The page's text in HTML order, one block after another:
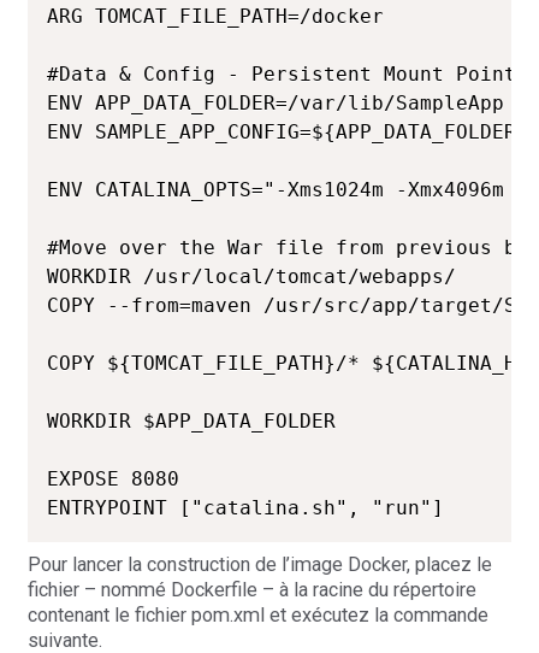
ARG TOMCAT_FILE_PATH=/docker
#Data & Config - Persistent Mount Point
ENV APP_DATA_FOLDER=/var/lib/SampleApp
ENV
ENV CATALINA_OPTS="-Xms1024m -Xmx4096m -
#Move over the War file from previous
WORKDIR /usr/local/tomcat/webapps/
COPY --from=maven /usr/src/app/target/
COPY ${TOMCAT_FILE_PATH}/*
WORKDIR $APP_DATA_FOLDER
EXPOSE 8080
ENTRYPOINT ["catalina.sh", "run"]
Pour lancer la construction de l’image Docker, placez le
fichier – nommé Dockerfile – à la racine du répertoire
contenant le fichier pom.xml et exécutez la commande
suivante.